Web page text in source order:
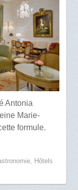
Antonia
Marie-
formule.
, Hôtels